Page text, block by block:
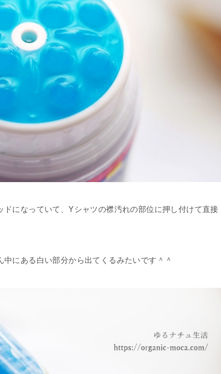
になっていて、Yシャツの襟汚れの部位に押し付けて直接
にある白い部分から出てくるみたいです＾＾